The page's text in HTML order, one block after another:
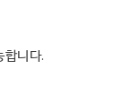
니다.